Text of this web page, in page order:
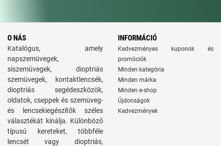
O NÁS
Katalógus, amely
napszemüvegek,
síszemüvegek, dioptriás
szemüvegek, kontaktlencsék,
dioptriás segédeszközök,
oldatok, cseppek és szemüveg-
és lencsekiegészítők széles
választékát kínálja. Különböző
típusú kereteket, többféle
lencsét vagy dioptriás,
INFORMÁCIÓ
Kedvezményes kuponok és
promóciók
Minden kategória
Minden márka
Minden e-shop
Újdonságok
Kedvezmények